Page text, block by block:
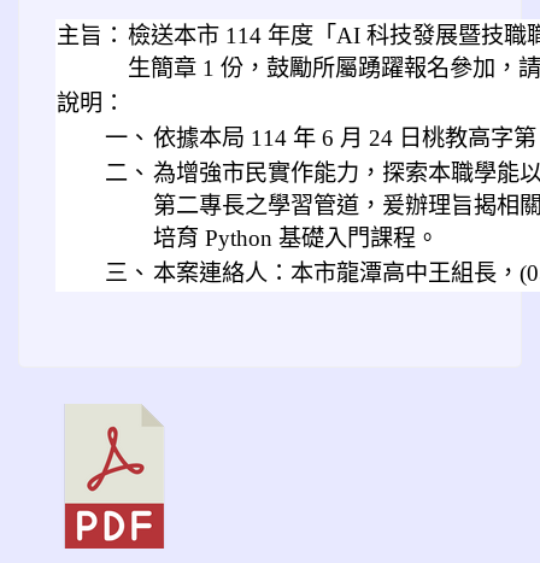
主旨： 檢送本市 114 年度「AI 科技發展暨技職
生簡章 1 份，鼓勵所屬踴躍報名參加，
說明：
一、 依據本局 114 年 6 月 24 日桃教高字
二、 為增強市民實作能力，探索本職學能
第二專長之學習管道，爰辦理旨揭相
培育 Python 基礎入門課程。
三、 本案連絡人：本市龍潭高中王組長，